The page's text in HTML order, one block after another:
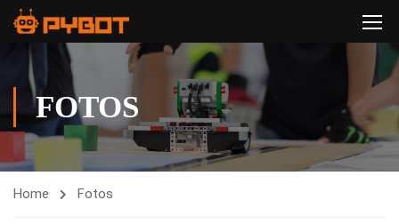
FOTOS
Home Fotos